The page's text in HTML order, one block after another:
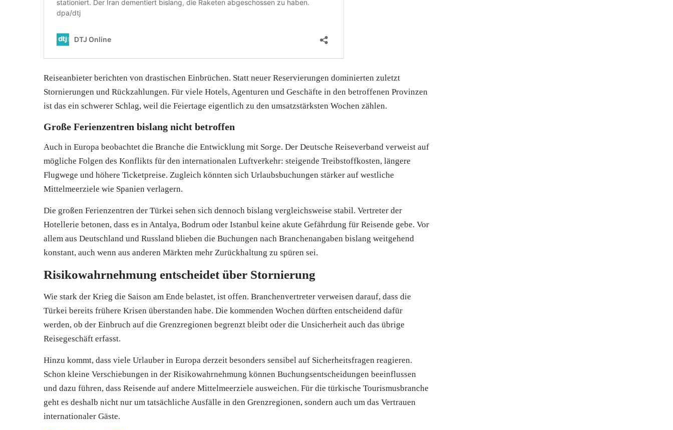
Reiseanbieter berichten von drastischen Einbrüchen. Statt neuer Reservierungen dominierten zuletzt
Stornierungen und Rückzahlungen. Für viele Hotels, Agenturen und Geschäfte in den betroffenen Provinzen
ist das ein schwerer Schlag, weil die Feiertage eigentlich zu den umsatzstärksten Wochen zählen.
Große Ferienzentren bislang nicht betroffen
Auch in Europa beobachtet die Branche die Entwicklung mit Sorge. Der Deutsche Reiseverband verweist auf
mögliche Folgen des Konflikts für den internationalen Luftverkehr: steigende Treibstoffkosten, längere
Flugwege und höhere Ticketpreise. Zugleich könnten sich Urlaubsbuchungen stärker auf westliche
Mittelmeerziele wie Spanien verlagern.
Die großen Ferienzentren der Türkei sehen sich dennoch bislang vergleichsweise stabil. Vertreter der
Hotellerie betonen, dass es in Antalya, Bodrum oder Istanbul keine akute Gefährdung für Reisende gebe. Vor
allem aus Deutschland und Russland blieben die Buchungen nach Branchenangaben bislang weitgehend
konstant, auch wenn aus anderen Märkten mehr Zurückhaltung zu spüren sei.
Risikowahrnehmung entscheidet über Stornierung
Wie stark der Krieg die Saison am Ende belastet, ist offen. Branchenvertreter verweisen darauf, dass die
Türkei bereits frühere Krisen überstanden habe. Die kommenden Wochen dürften entscheidend dafür
werden, ob der Einbruch auf die Grenzregionen begrenzt bleibt oder die Unsicherheit auch das übrige
Reisegeschäft erfasst.
Hinzu kommt, dass viele Urlauber in Europa derzeit besonders sensibel auf Sicherheitsfragen reagieren.
Schon kleine Verschiebungen in der Risikowahrnehmung können Buchungsentscheidungen beeinflussen
und dazu führen, dass Reisende auf andere Mittelmeerziele ausweichen. Für die türkische Tourismusbranche
geht es deshalb nicht nur um tatsächliche Ausfälle in den Grenzregionen, sondern auch um das Vertrauen
internationaler Gäste.